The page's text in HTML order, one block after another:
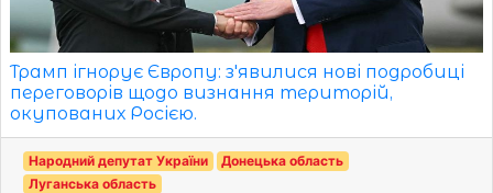
Трамп ігнорує Європу: з'явилися нові подробиці
переговорів щодо визнання територій,
окупованих Росією.
Народний депутат України
Донецька область
Луганська область